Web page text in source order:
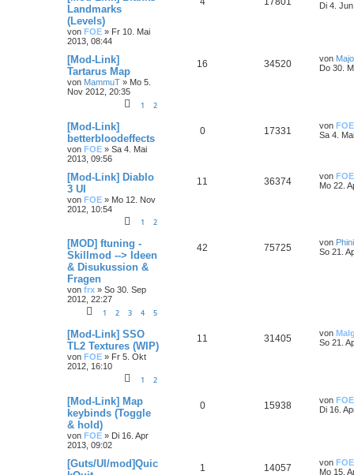
Landmarks
(Levels)
von FOE » Fr 10. Mai
2013, 08:44
Di 4.
[Mod-Link]
Tartarus Map
von MammuT » Mo 5.
Nov 2012, 20:35
1 2
16 34520 von
Do 30.
[Mod-Link]
betterbloodeffects
von FOE » Sa 4. Mai
2013, 09:56
0 17331 von FOE
Sa 4.
[Mod-Link] Diablo
3 UI
von FOE » Mo 12. Nov
2012, 10:54
1 2
11 36374 von FOE
Mo 22.
[MOD] ftuning -
Skillmod --> Ideen
& Disukussion &
Fragen
von frx » So 30. Sep
2012, 22:27
1 2 3 4 5
42 75725 von
So 21.
[Mod-Link] SSO
TL2 Textures (WIP)
von FOE » Fr 5. Okt
2012, 16:10
1 2
11 31405 von
So 21.
[Mod-Link] Map
keybinds (Toggle
& hold)
von FOE » Di 16. Apr
2013, 09:02
0 15938 von FOE
Di 16.
[Guts/UI/mod]Quic
1 14057 von FOE
Mo 15.